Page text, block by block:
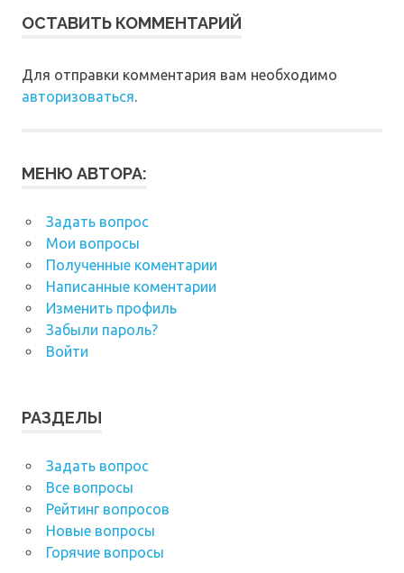
ОСТАВИТЬ КОММЕНТАРИЙ
Для отправки комментария вам необходимо
авторизоваться.
МЕНЮ АВТОРА:
Задать вопрос
Мои вопросы
Полученные коментарии
Написанные коментарии
Изменить профиль
Забыли пароль?
Войти
РАЗДЕЛЫ
Задать вопрос
Все вопросы
Рейтинг вопросов
Новые вопросы
Горячие вопросы